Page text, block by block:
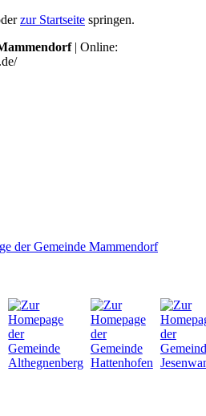
zur Startseite springen.
| Online: